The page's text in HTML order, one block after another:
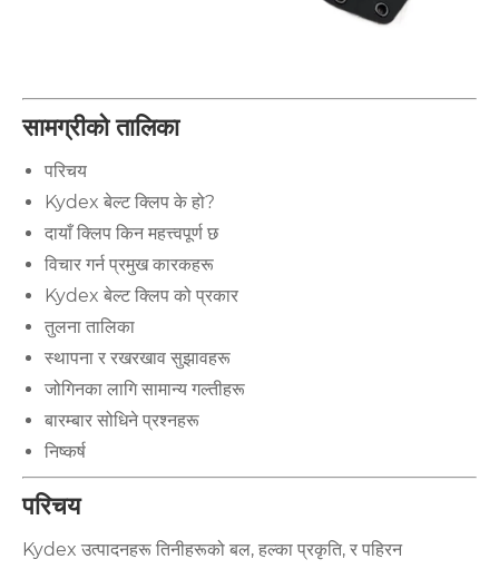
सामग्रीको तालिका
परिचय
Kydex बेल्ट क्लिप के हो?
दायाँ क्लिप किन महत्त्वपूर्ण छ
विचार गर्न प्रमुख कारकहरू
Kydex बेल्ट क्लिप को प्रकार
तुलना तालिका
स्थापना र रखरखाव सुझावहरू
जोगिनका लागि सामान्य गल्तीहरू
बारम्बार सोधिने प्रश्नहरू
निष्कर्ष
परिचय
Kydex उत्पादनहरू तिनीहरूको बल, हल्का प्रकृति, र पहिरन